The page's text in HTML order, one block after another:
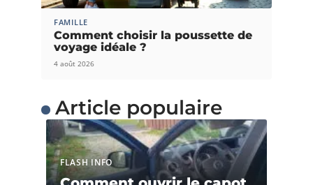
FAMILLE
Comment choisir la poussette de
voyage idéale ?
4 août 2026
Article populaire
FLASH INFO